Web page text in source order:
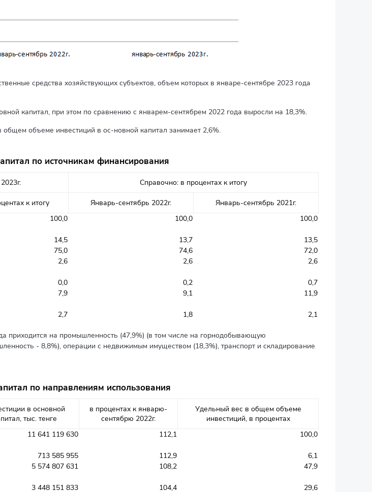
средства хозяйствующих субъектов, объем которых в январе-сентябре 2023 года
капитал, при этом по сравнению с январем-сентябрем 2022 года выросли на 18,3%.
объеме инвестиций в ос-новной капитал занимает 2,6%.
по источникам финансирования
Справочно: в процентах к итогу
к итогу Январь-сентябрь 2022г.
Январь-сентябрь 2021г.
100,0 100,0
100,0
14,5 13,7
13,5
75,0 74,6
72,0
2,6 2,6
2,6
0,0 0,2
0,7
7,9 9,1
11,9
2,7 1,8 2,1
приходится на промышленность (47,9%) (в том числе на горнодобывающую
- 8,8%), операции с недвижимым имуществом (18,3%), транспорт и складирование
по направлениям использования
в основной
тыс. тенге
в процентах к январю-
сентябрю 2022г.
Удельный вес в общем объеме
инвестиций, в процентах
11 641 119 630 112,1
100,0
713 585 955 112,9
6,1
5 574 807 631 108,2
47,9
3 448 151 833 104,4 29,6